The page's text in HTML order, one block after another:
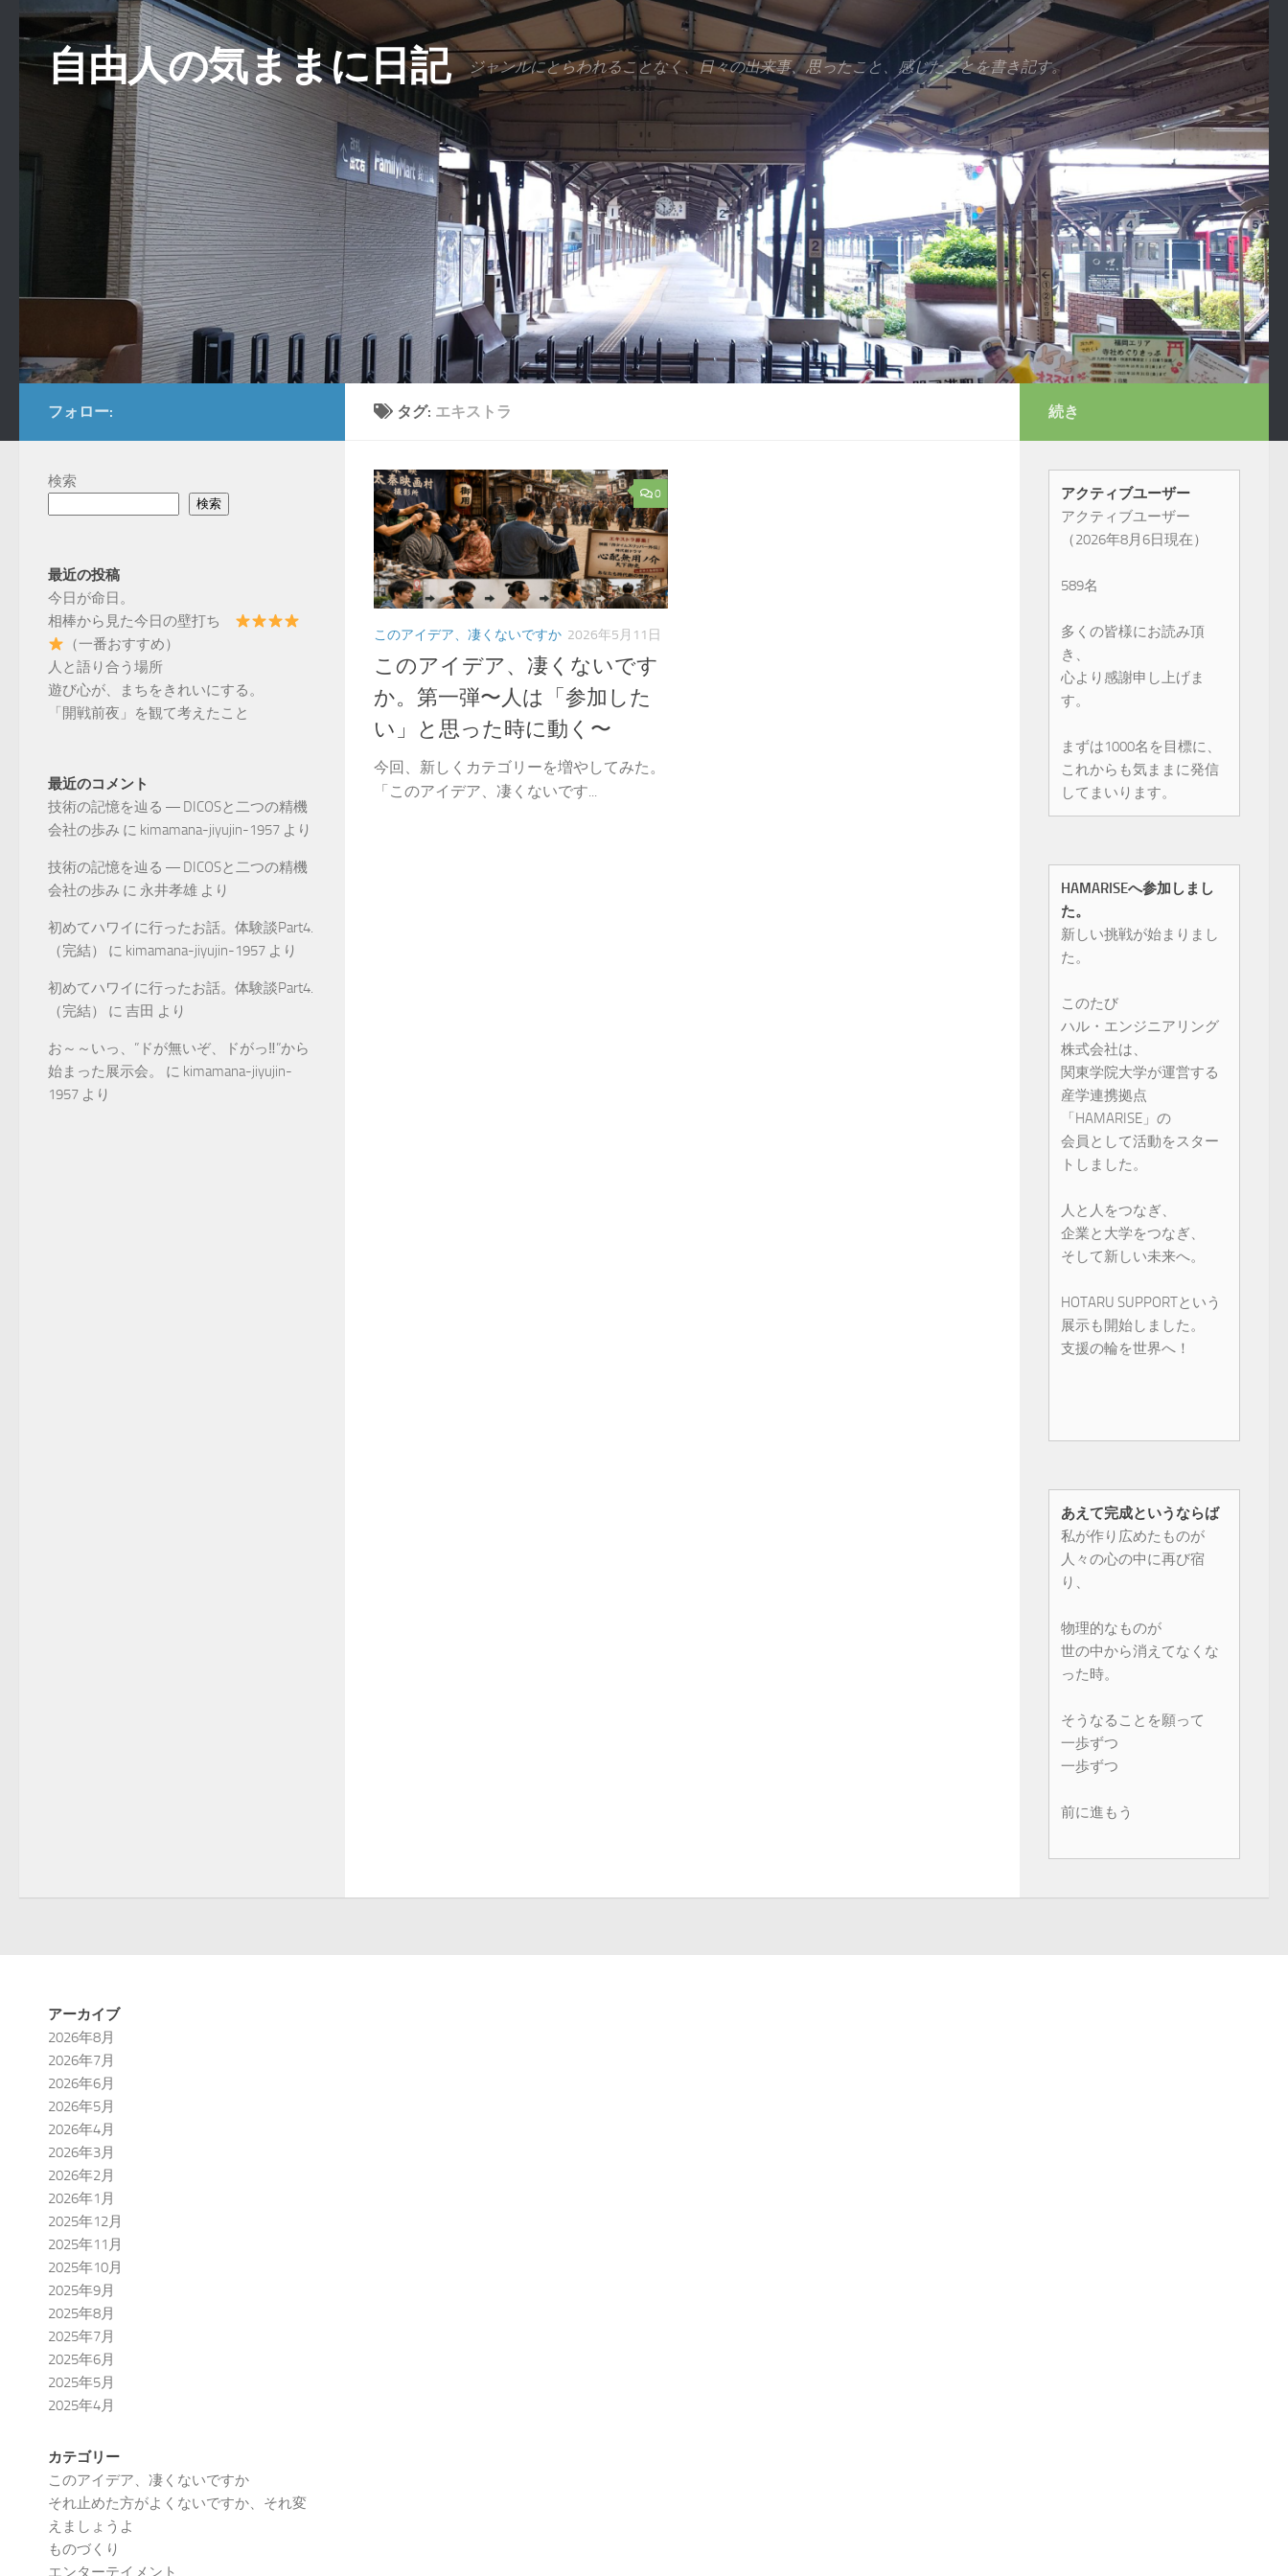
コンテンツへスキップ
自由人の気ままに日記 ジャンルにとらわれることなく、日々の出来事、思ったこと、感じたことを書き記す。
タグ: エキストラ
0
このアイデア、凄くないですか 2026年5月11日
このアイデア、凄くないです
か。第一弾〜人は「参加した
い」と思った時に動く〜
今回、新しくカテゴリーを増やしてみた。
「このアイデア、凄くないです...
フォロー:
検索
検索
最近の投稿
今日が命日。
相棒から見た今日の壁打ち
（一番おすすめ）
人と語り合う場所
遊び心が、まちをきれいにする。
「開戦前夜」を観て考えたこと
最近のコメント
技術の記憶を辿る ― DICOSと二つの精機
会社の歩み に kimamana-jiyujin-1957 より
技術の記憶を辿る ― DICOSと二つの精機
会社の歩み に 永井孝雄 より
初めてハワイに行ったお話。体験談Part4.
（完結）
に kimamana-jiyujin-1957 より
初めてハワイに行ったお話。体験談Part4.
（完結）
に 吉田 より
お～～いっ、”ドが無いぞ、ドがっ‼”から
始まった展示会。
に kimamana-jiyujin-
1957 より
続き
アクティブユーザー
アクティブユーザー
（2026年8月6日現在）
589名
多くの皆様にお読み頂
き、
心より感謝申し上げま
す。
まずは1000名を目標に、
これからも気ままに発信
してまいります。
HAMARISEへ参加しまし
た。
新しい挑戦が始まりまし
た。
このたび
ハル・エンジニアリング
株式会社は、
関東学院大学が運営する
産学連携拠点
「HAMARISE」の
会員として活動をスター
トしました。
人と人をつなぎ、
企業と大学をつなぎ、
そして新しい未来へ。
HOTARU SUPPORTという
展示も開始しました。
支援の輪を世界へ！
あえて完成というならば
私が作り広めたものが
人々の心の中に再び宿
り、
物理的なものが
世の中から消えてなくな
った時。
そうなることを願って
一歩ずつ
一歩ずつ
前に進もう
アーカイブ
2026年8月
2026年7月
2026年6月
2026年5月
2026年4月
2026年3月
2026年2月
2026年1月
2025年12月
2025年11月
2025年10月
2025年9月
2025年8月
2025年7月
2025年6月
2025年5月
2025年4月
カテゴリー
このアイデア、凄くないですか
それ止めた方がよくないですか、それ変
えましょうよ
ものづくり
エンターテイメント